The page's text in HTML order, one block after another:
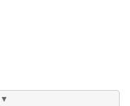
▼